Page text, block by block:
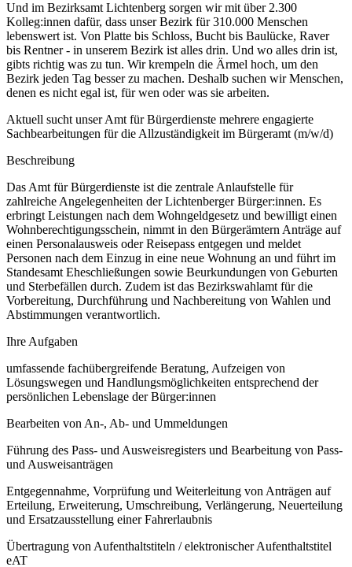
Und im Bezirksamt Lichtenberg sorgen wir mit über 2.300
Kolleg:innen dafür, dass unser Bezirk für 310.000 Menschen
lebenswert ist. Von Platte bis Schloss, Bucht bis Baulücke, Raver
bis Rentner - in unserem Bezirk ist alles drin. Und wo alles drin ist,
gibts richtig was zu tun. Wir krempeln die Ärmel hoch, um den
Bezirk jeden Tag besser zu machen. Deshalb suchen wir Menschen,
denen es nicht egal ist, für wen oder was sie arbeiten.
Aktuell sucht unser Amt für Bürgerdienste mehrere engagierte
Sachbearbeitungen für die Allzuständigkeit im Bürgeramt (m/w/d)
Beschreibung
Das Amt für Bürgerdienste ist die zentrale Anlaufstelle für
zahlreiche Angelegenheiten der Lichtenberger Bürger:innen. Es
erbringt Leistungen nach dem Wohngeldgesetz und bewilligt einen
Wohnberechtigungsschein, nimmt in den Bürgerämtern Anträge auf
einen Personalausweis oder Reisepass entgegen und meldet
Personen nach dem Einzug in eine neue Wohnung an und führt im
Standesamt Eheschließungen sowie Beurkundungen von Geburten
und Sterbefällen durch. Zudem ist das Bezirkswahlamt für die
Vorbereitung, Durchführung und Nachbereitung von Wahlen und
Abstimmungen verantwortlich.
Ihre Aufgaben
umfassende fachübergreifende Beratung, Aufzeigen von
Lösungswegen und Handlungsmöglichkeiten entsprechend der
persönlichen Lebenslage der Bürger:innen
Bearbeiten von An-, Ab- und Ummeldungen
Führung des Pass- und Ausweisregisters und Bearbeitung von Pass-
und Ausweisanträgen
Entgegennahme, Vorprüfung und Weiterleitung von Anträgen auf
Erteilung, Erweiterung, Umschreibung, Verlängerung, Neuerteilung
und Ersatzausstellung einer Fahrerlaubnis
Übertragung von Aufenthaltstiteln / elektronischer Aufenthaltstitel
eAT